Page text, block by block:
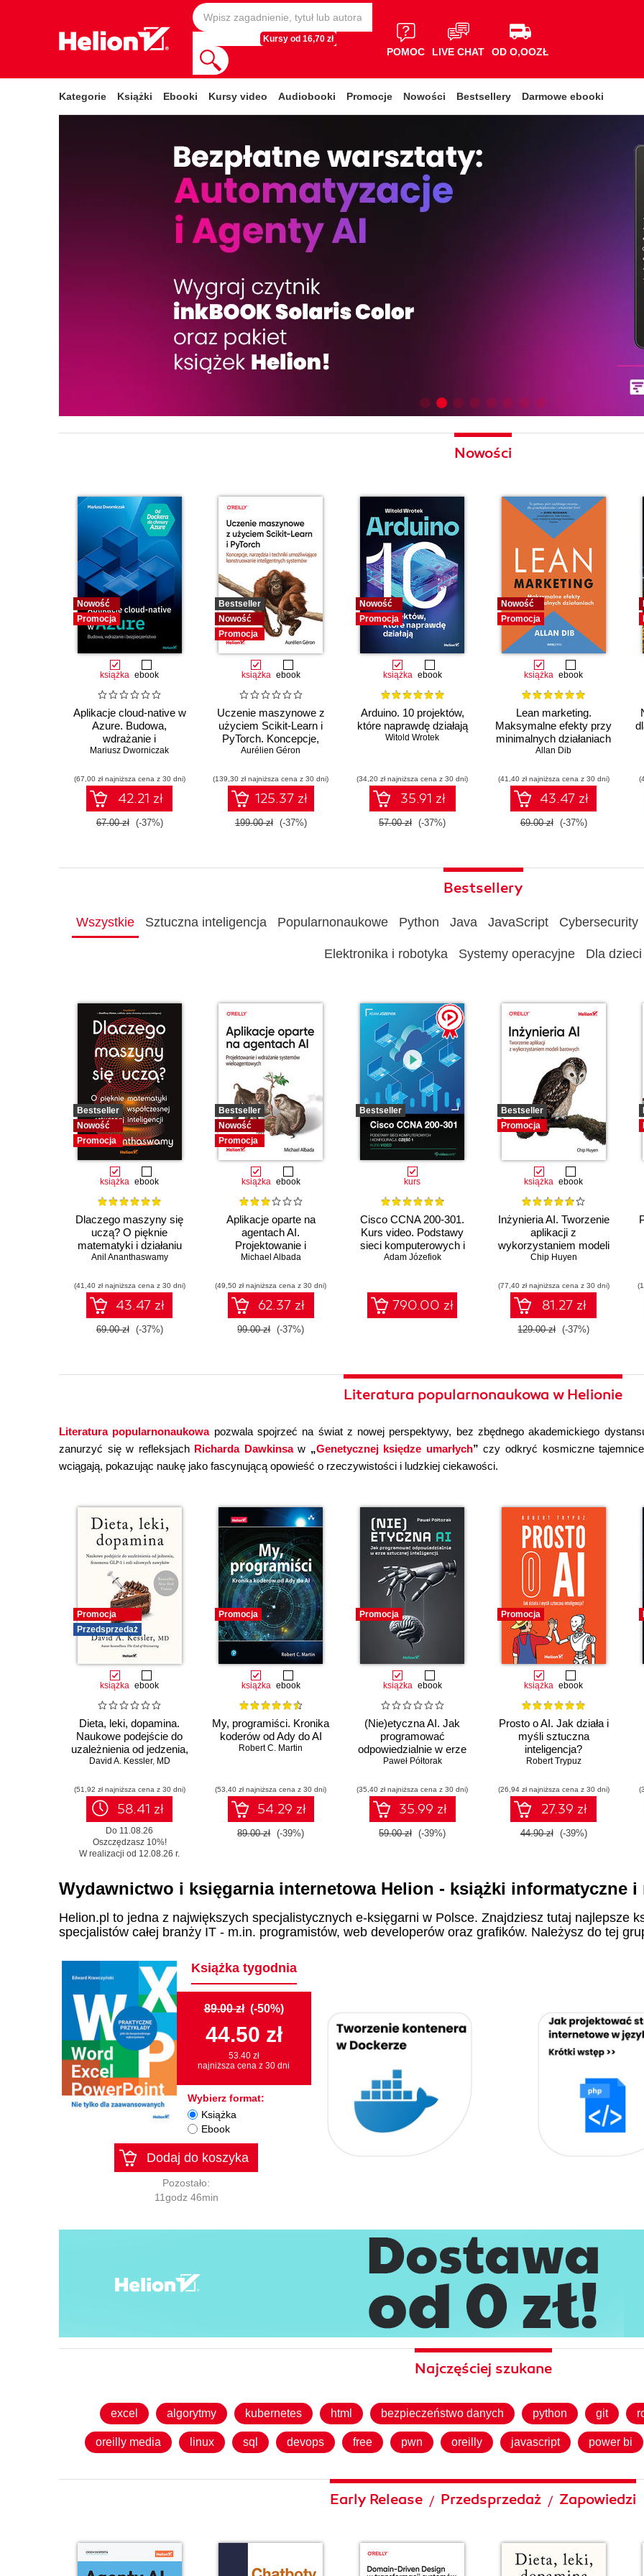
Kursy od 16,70 zł
POMOC LIVE CHAT OD O,OOZŁ
Kategorie Książki Ebooki Kursy video Audiobooki Promocje Nowości Bestsellery Darmowe ebooki
Nowości
Nowość
Promocja
książka ebook
Aplikacje cloud-native w
Azure. Budowa,
wdrażanie i
bezpieczeństwo
Mariusz Dworniczak
(67,00 zł najniższa cena z 30 dni)
42.21 zł
67.00 zł (-37%)
Bestseller
Nowość
Promocja
książka ebook
Uczenie maszynowe z
użyciem Scikit-Learn i
PyTorch. Koncepcje,
narzędzia i techniki
konstruowanie
inteligentnych systemów
Aurélien Géron
(139,30 zł najniższa cena z 30 dni)
125.37 zł
199.00 zł (-37%)
Nowość
Promocja
książka ebook
Arduino. 10 projektów,
które naprawdę działają
Witold Wrotek
(34,20 zł najniższa cena z 30 dni)
35.91 zł
57.00 zł (-37%)
Nowość
Promocja
książka ebook
Lean marketing.
Maksymalne efekty przy
minimalnych działaniach
Allan Dib
(41,40 zł najniższa cena z 30 dni)
43.47 zł
69.00 zł (-37%)
Bestsellery
Wszystkie Sztuczna inteligencja Popularnonaukowe Python Java JavaScript Cybersecurity
Elektronika i robotyka Systemy operacyjne Dla dzieci
Bestseller
Nowość
Promocja
książka ebook
Dlaczego maszyny się
uczą? O pięknie
matematyki i działaniu
współczesnej sztucznej
Anil Ananthaswamy
(41,40 zł najniższa cena z 30 dni)
43.47 zł
69.00 zł (-37%)
Bestseller
Nowość
Promocja
książka ebook
Aplikacje oparte na
agentach AI.
Projektowanie i
wdrażanie systemów
Michael Albada
(49,50 zł najniższa cena z 30 dni)
62.37 zł
99.00 zł (-37%)
Bestseller
kurs
Cisco CCNA 200-301.
Kurs video. Podstawy
sieci komputerowych i
konfiguracji
Adam Józefiok
790.00 zł
Bestseller
Promocja
książka ebook
Inżynieria AI. Tworzenie
aplikacji z
wykorzystaniem modeli
bazowych
Chip Huyen
(77,40 zł najniższa cena z 30 dni)
81.27 zł
129.00 zł (-37%)
Literatura popularnonaukowa w Helionie
Literatura popularnonaukowapozwala spojrzeć na świat z nowej perspektywy, bez zbędnego akademickiego
zanurzyć się w refleksjach Richarda Dawkinsaw „Genetycznej księdze umarłych” czy odkryć kosmiczne
wciągają, pokazując naukę jako fascynującą opowieść o rzeczywistości i ludzkiej ciekawości.
Promocja
Przedsprzedaż
książka ebook
Dieta, leki, dopamina.
Naukowe podejście do
uzależnienia od jedzenia,
fenomenu GLP-1 i roli
David A. Kessler, MD
(51,92 zł najniższa cena z 30 dni)
58.41 zł
Do 11.08.26
Oszczędzasz 10%!
W realizacji od 12.08.26 r.
Promocja
książka ebook
My, programiści. Kronika
koderów od Ady do AI
Robert C. Martin
(53,40 zł najniższa cena z 30 dni)
54.29 zł
89.00 zł (-39%)
Promocja
książka ebook
(Nie)etyczna AI. Jak
programować
odpowiedzialnie w erze
sztucznej inteligencji
Paweł Półtorak
(35,40 zł najniższa cena z 30 dni)
35.99 zł
59.00 zł (-39%)
Promocja
książka ebook
Prosto o AI. Jak działa i
myśli sztuczna
inteligencja?
Robert Trypuz
(26,94 zł najniższa cena z 30 dni)
27.39 zł
44.90 zł (-39%)
Wydawnictwo i księgarnia internetowa Helion - książki informatyczne
Helion.pl to jedna z największych specjalistycznych e-księgarni w Polsce. Znajdziesz tutaj najlepsze
specjalistów całej branży IT - m.in. programistów, web developerów oraz grafików. Należysz do tej
Książka tygodnia
89.00 zł (-50%)
44.50 zł
53.40 zł
najniższa cena z 30 dni
Wybierz format:
Książka
Ebook
Dodaj do koszyka
Pozostało:
11godz 46min
Najczęściej szukane
excel algorytmy kubernetes html bezpieczeństwo danych python git
oreilly media linux sql devops free pwn oreilly javascript power bi
Early Release / Przedsprzedaż / Zapowiedzi